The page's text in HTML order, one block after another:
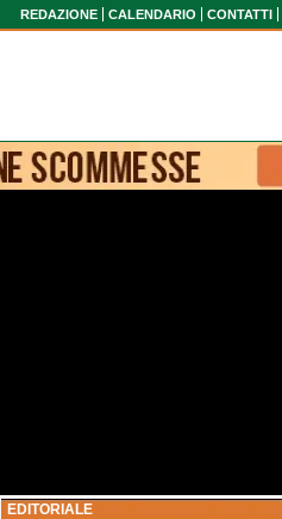
REDAZIONE CALENDARIO CONTATTI
EDITORIALE